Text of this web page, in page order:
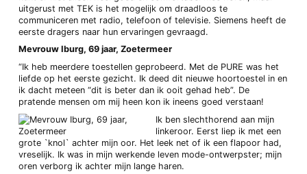
uitgerust met TEK is het mogelijk om draadloos te
communiceren met radio, telefoon of televisie. Siemens heeft de
eerste dragers naar hun ervaringen gevraagd.
Mevrouw Iburg, 69 jaar, Zoetermeer
“Ik heb meerdere toestellen geprobeerd. Met de PURE was het
liefde op het eerste gezicht. Ik deed dit nieuwe hoortoestel in en
ik dacht meteen “dit is beter dan ik ooit gehad heb”. De
pratende mensen om mij heen kon ik ineens goed verstaan!
Ik ben slechthorend aan mijn
linkeroor. Eerst liep ik met een
grote `knol` achter mijn oor. Het leek net of ik een flapoor had,
vreselijk. Ik was in mijn werkende leven mode-ontwerpster; mijn
oren verborg ik achter mijn lange haren.